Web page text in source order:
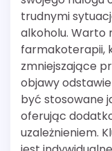
trudnymi
alkoholu. Warto
farmakoterapii,
zmniejszające
objawy
być stosowane
oferując
uzależnieniem.